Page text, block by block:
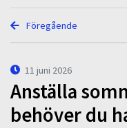
Föregående
11 juni 2026
Anställa
behöver du